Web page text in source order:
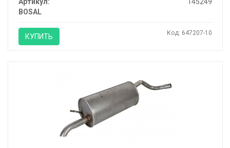
Артикул:
145249
BOSAL
КУПИТЬ Код: 647207-10